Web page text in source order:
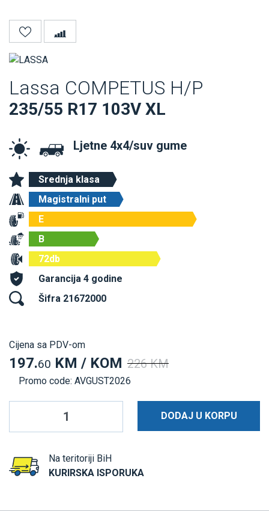
Lassa COMPETUS H/P
235/55 R17 103V XL
Ljetne 4x4/suv gume
Srednja klasa
Magistralni put
E
B
72db
Garancija 4 godine
Šifra 21672000
Cijena sa PDV-om
197.60 KM / KOM 226 KM
Promo code: AVGUST2026
DODAJ U KORPU
Na teritoriji BiH
KURIRSKA ISPORUKA